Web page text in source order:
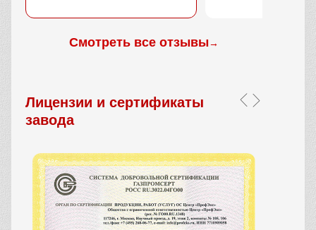
Смотреть все отзывы→
Лицензии и сертификаты
завода